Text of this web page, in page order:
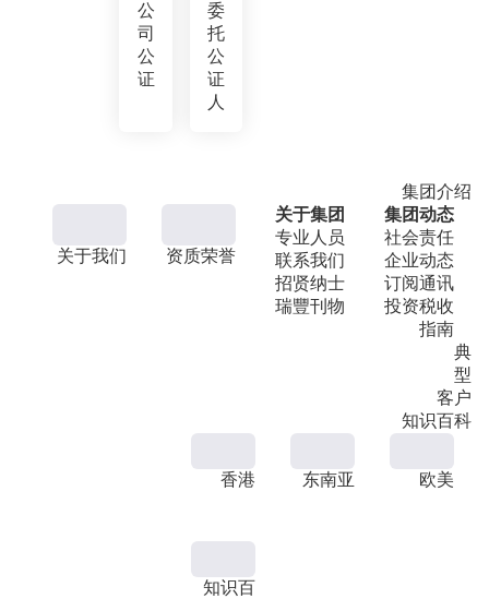
公
司
公
证
委
托
公
证
人
集团介绍
关于我们 资质荣誉
关于集团
专业人员
联系我们
招贤纳士
瑞豐刊物
集团动态
社会责任
企业动态
订阅通讯
投资税收
指南
典
型
客户
知识百科
香港 东南亚 欧美
知识百